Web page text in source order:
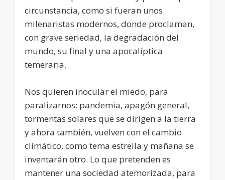
circunstancia, como si fueran unos
milenaristas modernos, donde proclaman,
con grave seriedad, la degradación del
mundo, su final y una apocalíptica
temeraria.
Nos quieren inocular el miedo, para
paralizarnos: pandemia, apagón general,
tormentas solares que se dirigen a la tierra
y ahora también, vuelven con el cambio
climático, como tema estrella y mañana se
inventarán otro. Lo que pretenden es
mantener una sociedad atemorizada, para